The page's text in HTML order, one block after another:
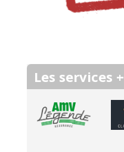
Les services +